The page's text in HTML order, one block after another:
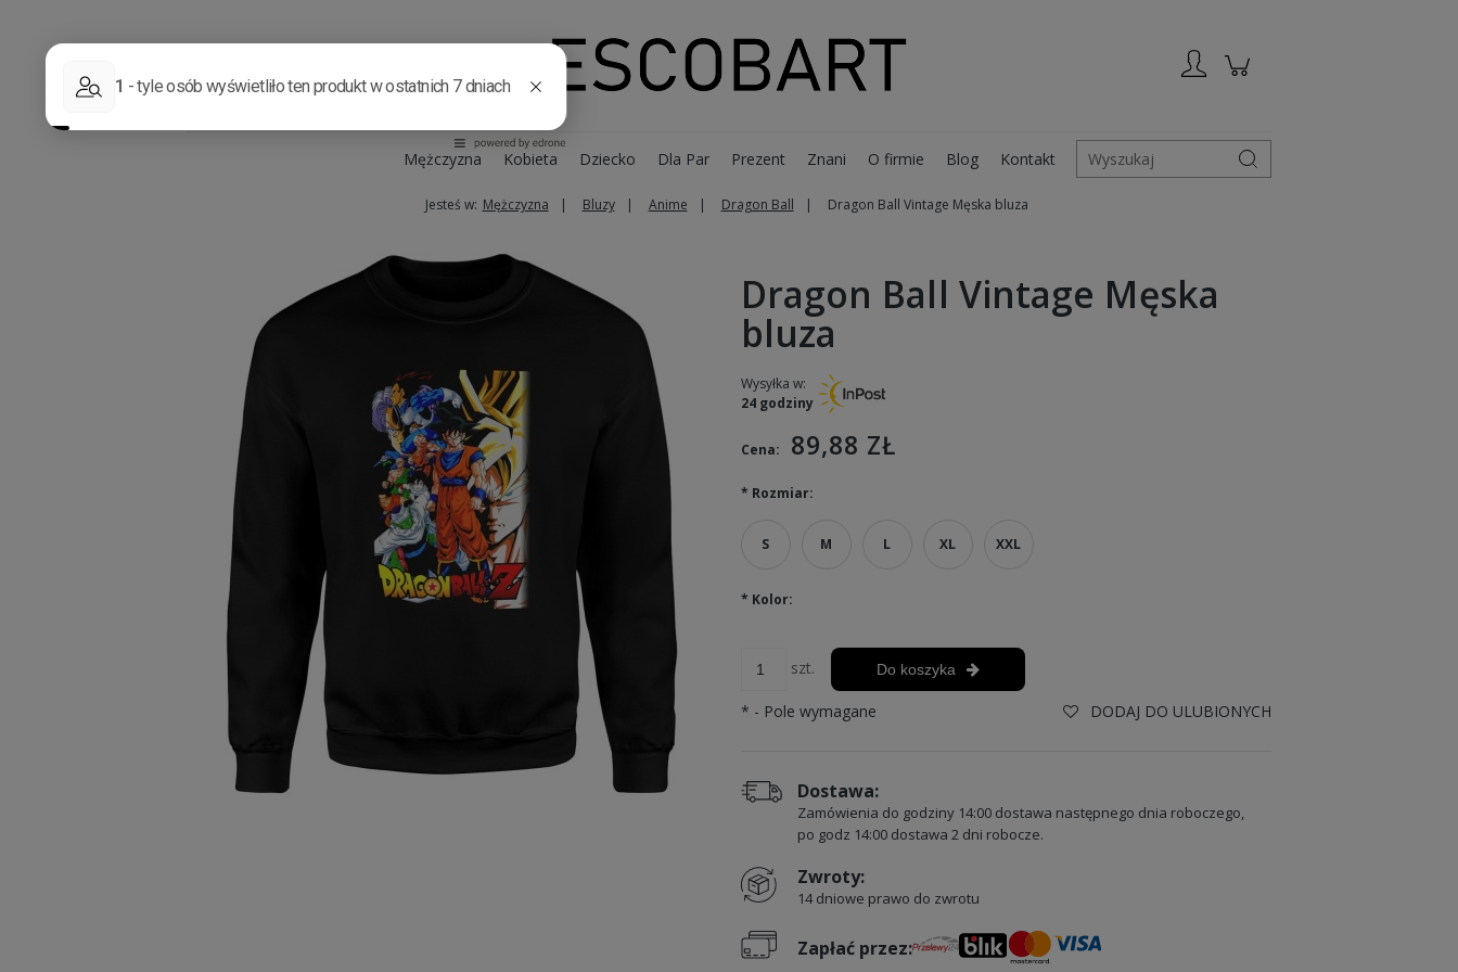
Mężczyzna Kobieta Dziecko Dla Par Prezent Znani O firmie Blog Kontakt Wyszukaj
Jesteś w: Mężczyzna Bluzy Anime Dragon Ball Dragon Ball Vintage Męska bluza
Dragon Ball Vintage Męska
bluza
Wysyłka w:
24 godziny
Cena: 89,88 ZŁ
* Rozmiar:
S M L XL XXL
* Kolor:
szt. Do koszyka
DODAJ DO ULUBIONYCH
* - Pole wymagane
Dostawa:
Zamówienia do godziny 14:00 dostawa następnego dnia roboczego,
po godz 14:00 dostawa 2 dni robocze.
Zwroty:
14 dniowe prawo do zwrotu
Zapłać przez: